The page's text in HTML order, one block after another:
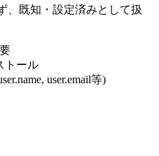
、既知・設定済みとして扱
トール
user.email等)